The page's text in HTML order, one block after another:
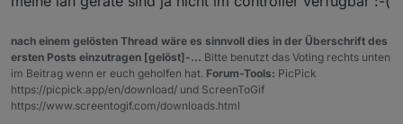
nach einem gelösten Thread wäre es sinnvoll dies in der Überschrift des
ersten Posts einzutragen [gelöst]-... Bitte benutzt das Voting rechts unten
im Beitrag wenn er euch geholfen hat. Forum-Tools: PicPick
https://picpick.app/en/download/ und ScreenToGif
https://www.screentogif.com/downloads.html